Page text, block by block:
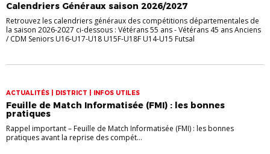
Calendriers Généraux saison 2026/2027
Retrouvez les calendriers généraux des compétitions départementales de
la saison 2026-2027 ci-dessous : Vétérans 55 ans - Vétérans 45 ans Anciens
/ CDM Seniors U16-U17-U18 U15F-U18F U14-U15 Futsal
ACTUALITÉS | DISTRICT | INFOS UTILES
Feuille de Match Informatisée (FMI) : les bonnes
pratiques
Rappel important – Feuille de Match Informatisée (FMI) : les bonnes
pratiques avant la reprise des compét...